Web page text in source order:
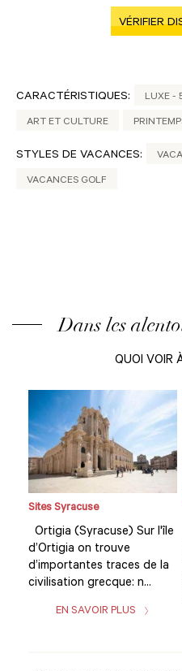
VÉRIFIER
CARACTÉRISTIQUES: LUXE -
ART ET CULTURE
STYLES DE VACANCES:
VACANCES GOLF
Dans les
QUOI VOIR
Sites Syracuse
Ortigia (Syracuse) Sur l'île
d’Ortigia on trouve
d’importantes traces de la
civilisation grecque: n...
EN SAVOIR PLUS